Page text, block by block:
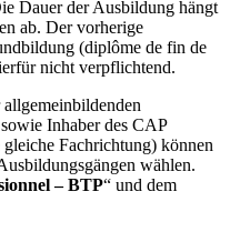
Dauer der Ausbildung hängt
ab. Der vorherige
(diplôme de fin de
nicht verpflichtend.
allgemeinbildenden
Inhaber des CAP
Fachrichtung) können
wählen.
– BTP“ und dem